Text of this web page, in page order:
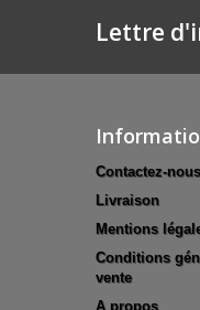
Lettre
Contactez-nous
Livraison
Mentions
Conditions
vente
A propos